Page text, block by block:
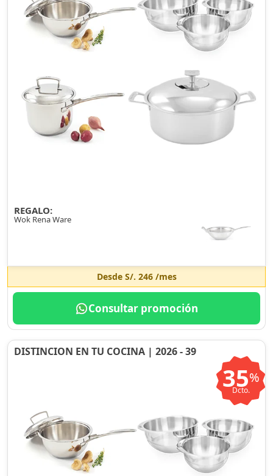
REGALO:
Wok Rena Ware
Desde S/. 246/mes
Consultar promoción
DISTINCION EN TU COCINA | 2026 - 39
35%
Dcto.